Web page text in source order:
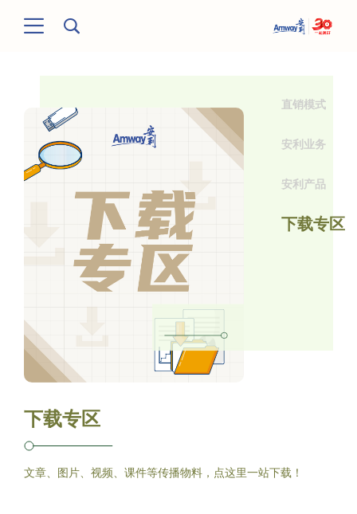
直销模式
安利业务
安利产品
下载专区
下载专区
文章、图片、视频、课件等传播物料，点这里一站下载！